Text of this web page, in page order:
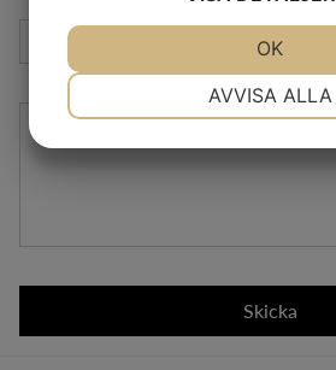
Telefon
Meddelande
Skicka
AVVISA ALLA
OK